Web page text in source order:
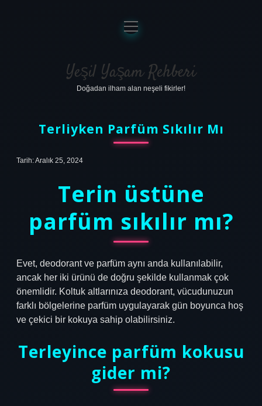
Anasayfa
Gizlilik Politikası
Yasal Uyarı
menüyü
aç
Yeşil Yaşam Rehberi
Doğadan ilham alan neşeli fikirler!
Terliyken Parfüm Sıkılır Mı
Tarih: Aralık 25, 2024
Terin üstüne
parfüm sıkılır mı?
Evet, deodorant ve parfüm aynı anda kullanılabilir,
ancak her iki ürünü de doğru şekilde kullanmak çok
önemlidir. Koltuk altlarınıza deodorant, vücudunuzun
farklı bölgelerine parfüm uygulayarak gün boyunca hoş
ve çekici bir kokuya sahip olabilirsiniz.
Terleyince parfüm kokusu
gider mi?